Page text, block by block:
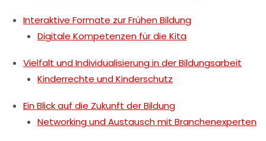
Interaktive Formate zur Frühen Bildung
Digitale Kompetenzen für die Kita
Vielfalt und Individualisierung in der Bildungsarbeit
Kinderrechte und Kinderschutz
Ein Blick auf die Zukunft der Bildung
Networking und Austausch mit Branchenexperten